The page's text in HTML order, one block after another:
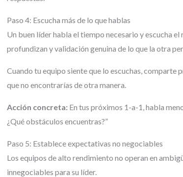
Paso 4: Escucha más de lo que hablas
Un buen líder habla el tiempo necesario y escucha
profundizan y validación genuina de lo que la otra
Cuando tu equipo siente que lo escuchas, comparte
que no encontrarías de otra manera.
Acción concreta: En tus próximos 1-a-1, habla
¿Qué obstáculos encuentras?”
Paso 5: Establece expectativas no negociables
Los equipos de alto rendimiento no operan en
innegociables para su líder.